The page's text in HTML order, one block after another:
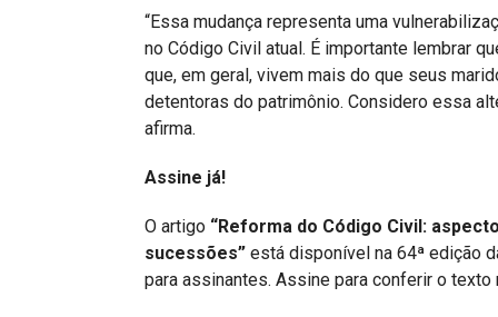
“Essa mudança representa uma
no Código Civil atual. É importante lembrar
que, em geral, vivem mais do que seus
detentoras do patrimônio. Considero essa
afirma.
Assine já!
O artigo “Reforma do Código Civil:
sucessões” está disponível na 64ª edição
para assinantes. Assine para conferir o texto